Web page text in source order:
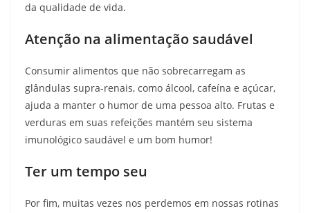
da qualidade de vida.
Atenção na alimentação saudável
Consumir alimentos que não sobrecarregam as
glândulas supra-renais, como álcool, cafeína e açúcar,
ajuda a manter o humor de uma pessoa alto. Frutas e
verduras em suas refeições mantém seu sistema
imunológico saudável e um bom humor!
Ter um tempo seu
Por fim, muitas vezes nos perdemos em nossas rotinas